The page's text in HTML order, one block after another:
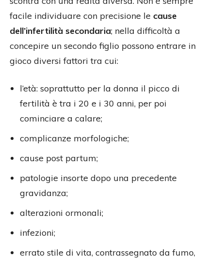
facile individuare con precisione le cause
dell’infertilità secondaria; nella difficoltà a
concepire un secondo figlio possono entrare in
gioco diversi fattori tra cui:
l’età: soprattutto per la donna il picco di
fertilità è tra i 20 e i 30 anni, per poi
cominciare a calare;
complicanze morfologiche;
cause post partum;
patologie insorte dopo una precedente
gravidanza;
alterazioni ormonali;
infezioni;
errato stile di vita, contrassegnato da fumo,